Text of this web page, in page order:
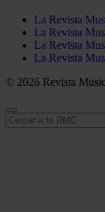
La Revista
La Revista
La Revista
La Revista
© 2026 Revista